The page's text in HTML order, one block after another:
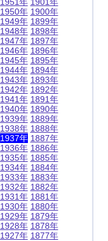
1950年
1949年
1948年
1947年
1946年
1945年
1944年
1943年
1942年
1941年
1940年
1939年
1938年
1937年
1936年
1935年
1934年
1933年
1932年
1931年
1930年
1929年
1928年
1927年
1900年
1899年
1898年
1897年
1896年
1895年
1894年
1893年
1892年
1891年
1890年
1889年
1888年
1887年
1886年
1885年
1884年
1883年
1882年
1881年
1880年
1879年
1878年
1877年